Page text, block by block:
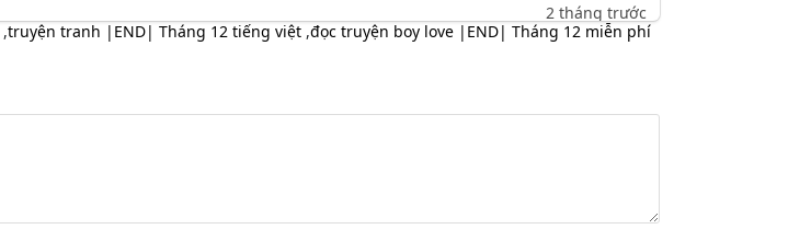
2 tháng trước
2 tháng trước
2 tháng trước
,truyện tranh |END| Tháng 12 tiếng việt ,đọc truyện boy love |END| Tháng 12 miễn phí